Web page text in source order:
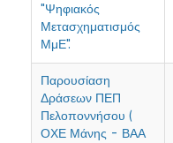
"Ψηφιακός
Μετασχηματισμός
ΜμΕ".
Παρουσίαση
Δράσεων ΠΕΠ
Πελοποννήσου (
ΟΧΕ Μάνης - ΒΑΑ